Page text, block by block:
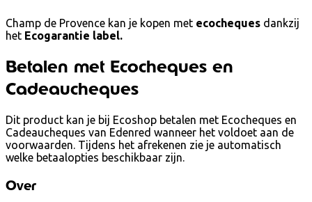
Champ de Provence kan je kopen met ecocheques dankzij
het Ecogarantie label.
Betalen met Ecocheques en
Cadeaucheques
Dit product kan je bij Ecoshop betalen met Ecocheques en
Cadeaucheques van Edenred wanneer het voldoet aan de
voorwaarden. Tijdens het afrekenen zie je automatisch
welke betaalopties beschikbaar zijn.
Over